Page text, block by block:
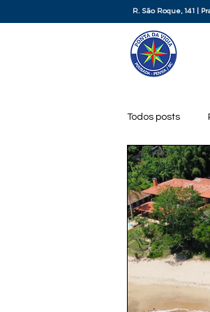
R. São Roque, 141 |
Todos posts